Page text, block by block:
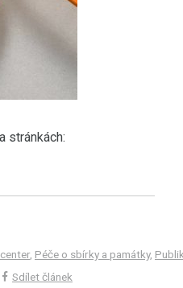
stránkách:
, Péče o sbírky a památky,
Sdílet článek